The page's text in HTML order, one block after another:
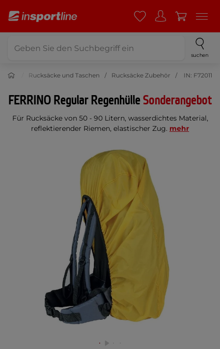
suchen
Rucksäcke und Taschen Rucksäcke Zubehör IN: F72011
FERRINO Regular RegenhülleSonderangebot
Für Rucksäcke von 50 - 90 Litern, wasserdichtes Material,
reflektierender Riemen, elastischer Zug. mehr